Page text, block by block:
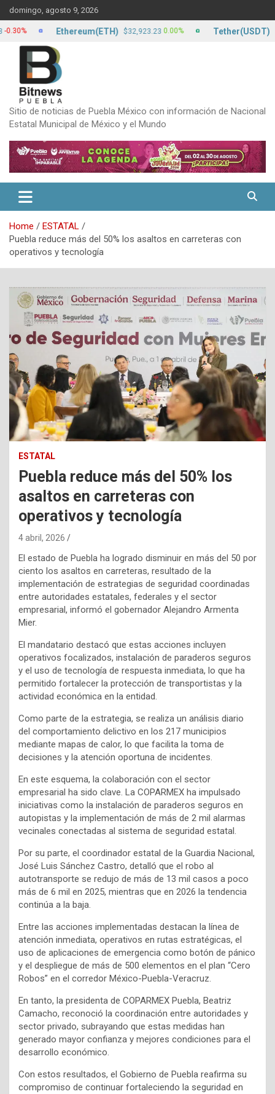
Skip
to
content
domingo, agosto 9, 2026
Sitio de noticias de Puebla México con información de Nacional
Estatal Municipal de México y el Mundo
Home
ESTATAL
Puebla reduce más del 50% los asaltos en carreteras con
operativos y tecnología
ESTATAL
Puebla reduce más del 50% los
asaltos en carreteras con
operativos y tecnología
4 abril, 2026
El estado de Puebla ha logrado disminuir en más del 50 por
ciento los asaltos en carreteras, resultado de la
implementación de estrategias de seguridad coordinadas
entre autoridades estatales, federales y el sector
empresarial, informó el gobernador Alejandro Armenta
Mier.
El mandatario destacó que estas acciones incluyen
operativos focalizados, instalación de paraderos seguros
y el uso de tecnología de respuesta inmediata, lo que ha
permitido fortalecer la protección de transportistas y la
actividad económica en la entidad.
Como parte de la estrategia, se realiza un análisis diario
del comportamiento delictivo en los 217 municipios
mediante mapas de calor, lo que facilita la toma de
decisiones y la atención oportuna de incidentes.
En este esquema, la colaboración con el sector
empresarial ha sido clave. La COPARMEX ha impulsado
iniciativas como la instalación de paraderos seguros en
autopistas y la implementación de más de 2 mil alarmas
vecinales conectadas al sistema de seguridad estatal.
Por su parte, el coordinador estatal de la Guardia Nacional,
José Luis Sánchez Castro, detalló que el robo al
autotransporte se redujo de más de 13 mil casos a poco
más de 6 mil en 2025, mientras que en 2026 la tendencia
continúa a la baja.
Entre las acciones implementadas destacan la línea de
atención inmediata, operativos en rutas estratégicas, el
uso de aplicaciones de emergencia como botón de pánico
y el despliegue de más de 500 elementos en el plan “Cero
Robos” en el corredor México-Puebla-Veracruz.
En tanto, la presidenta de COPARMEX Puebla, Beatriz
Camacho, reconoció la coordinación entre autoridades y
sector privado, subrayando que estas medidas han
generado mayor confianza y mejores condiciones para el
desarrollo económico.
Con estos resultados, el Gobierno de Puebla reafirma su
compromiso de continuar fortaleciendo la seguridad en
Ethereum(ETH) $32,923.23 0.00% Tether(USDT) $17.13